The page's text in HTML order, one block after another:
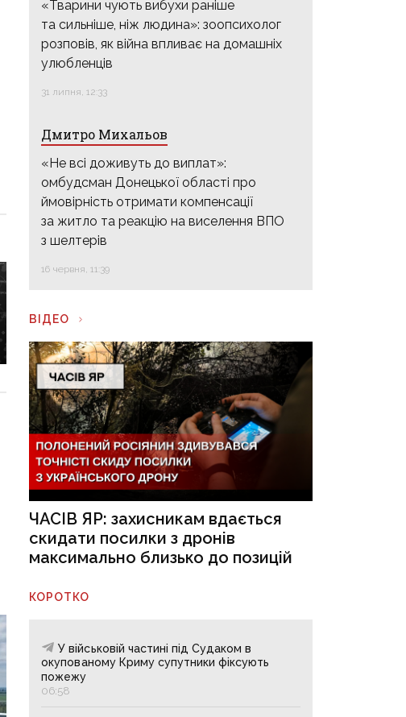
«Тварини чують вибухи раніше
та сильніше, ніж людина»: зоопсихолог
розповів, як війна впливає на домашніх
улюбленців
31 липня, 12:33
Дмитро Михальов
«Не всі доживуть до виплат»:
омбудсман Донецької області про
ймовірність отримати компенсації
за житло та реакцію на виселення ВПО
з шелтерів
16 червня, 11:39
ВІДЕО
ЧАСІВ ЯР: захисникам вдається
скидати посилки з дронів
максимально близько до позицій
КОРОТКО
У військовій частині під Судаком в
окупованому Криму супутники фіксують
пожежу
06:58